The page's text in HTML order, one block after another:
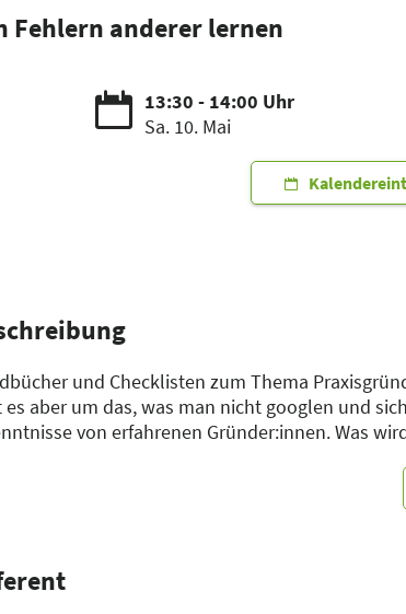
Fehlern anderer lernen
13:30 - 14:00 Uhr
Sa. 10. Mai
und Checklisten zum Thema
es aber um das, was man nicht googlen und
von erfahrenen Gründer:innen. Was